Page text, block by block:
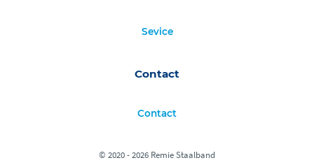
Sevice
Contact
Contact
© 2020 - 2026 Remie Staalband